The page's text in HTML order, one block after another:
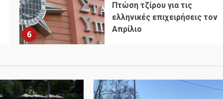
6
Πτώση τζίρου για τις
ελληνικές επιχειρήσεις τον
Απρίλιο